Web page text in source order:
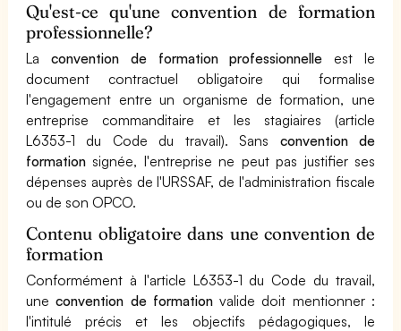
Qu'est-ce qu'une convention de formation
professionnelle?
La convention de formation professionnelle est le
document contractuel obligatoire qui formalise
l'engagement entre un organisme de formation, une
entreprise commanditaire et les stagiaires (article
L6353-1 du Code du travail). Sans convention de
formation signée, l'entreprise ne peut pas justifier ses
dépenses auprès de l'URSSAF, de l'administration fiscale
ou de son OPCO.
Contenu obligatoire dans une convention de
formation
Conformément à l'article L6353-1 du Code du travail,
uneconvention de formationvalide doit mentionner :
l'intitulé précis et les objectifs pédagogiques, le